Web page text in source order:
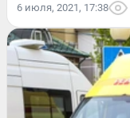
6 июля, 2021, 17:38